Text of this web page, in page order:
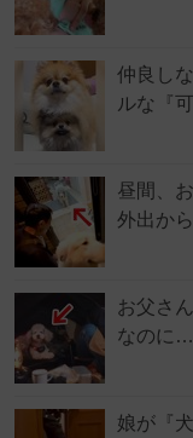
仲良し
ルな『
昼間、
外出か
お父さ
なのに
娘が『